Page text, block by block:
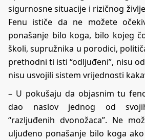
sigurnosne situacije i rizičnog
Fenu ističe da ne možete
ponašanje bilo koga, bilo kojeg
školi, supružnika u porodici,
prethodni ti isti “odljuđeni”, nisu
nisu usvojili sistem vrijednosti
– U pokušaju da objasnim tu
dao naslov jednog od
“razljuđenih dvonožaca”. Ne
uljuđeno ponašanje bilo koga